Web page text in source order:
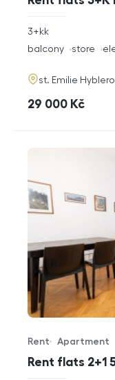
rozměry
3+kk
funkce
balcony store
adresa
st. Emilie
cena
29 000 Kč
Rent flats 2+1
Offer type
Rent
Property type
Apartment